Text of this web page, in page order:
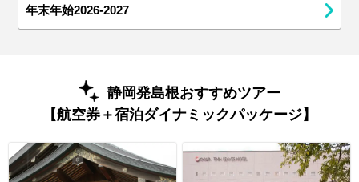
年末年始2026-2027
静岡発島根おすすめツアー
【航空券＋宿泊ダイナミックパッケージ】